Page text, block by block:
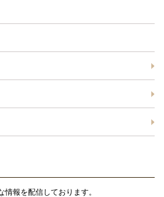
報を配信しております。